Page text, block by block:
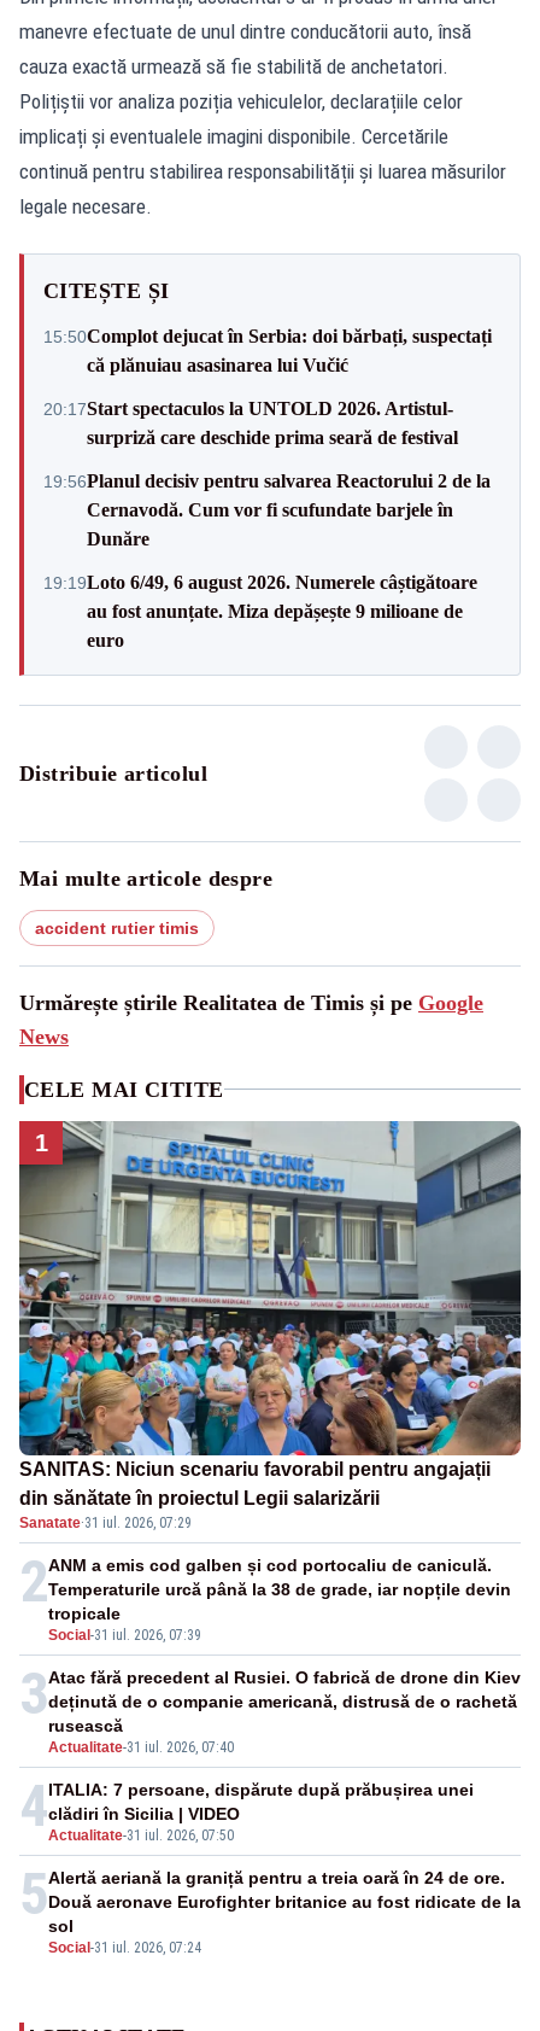
manevre efectuate de unul dintre conducătorii auto, însă
cauza exactă urmează să fie stabilită de anchetatori.
Polițiștii vor analiza poziția vehiculelor, declarațiile celor
implicați și eventualele imagini disponibile. Cercetările
continuă pentru stabilirea responsabilității și luarea măsurilor
legale necesare.
CITEȘTE ȘI
15:50Complot dejucat în Serbia: doi bărbați, suspectați
că plănuiau asasinarea lui Vučić
20:17Start spectaculos la UNTOLD 2026. Artistul-
surpriză care deschide prima seară de festival
19:56Planul decisiv pentru salvarea Reactorului 2 de la
Cernavodă. Cum vor fi scufundate barjele în
Dunăre
19:19Loto 6/49, 6 august 2026. Numerele câștigătoare
au fost anunțate. Miza depășește 9 milioane de
euro
Distribuie articolul
Mai multe articole despre
accident rutier timis
Urmărește știrile Realitatea de Timis și pe Google
News
CELE MAI CITITE
1
SANITAS: Niciun scenariu favorabil pentru angajații
din sănătate în proiectul Legii salarizării
Sanatate·31 iul. 2026, 07:29
2
Social -31 iul. 2026, 07:39
ANM a emis cod galben și cod portocaliu de caniculă.
Temperaturile urcă până la 38 de grade, iar nopțile devin
tropicale
3
Actualitate-31 iul. 2026, 07:40
Atac fără precedent al Rusiei. O fabrică de drone din Kiev
deținută de o companie americană, distrusă de o rachetă
rusească
4Actualitate-31 iul. 2026, 07:50
ITALIA: 7 persoane, dispărute după prăbușirea unei
clădiri în Sicilia | VIDEO
5
Social -31 iul. 2026, 07:24
Alertă aeriană la graniță pentru a treia oară în 24 de ore.
Două aeronave Eurofighter britanice au fost ridicate de la
sol